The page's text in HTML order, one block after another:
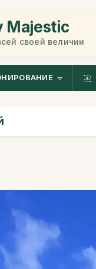
Majestic
своей величии